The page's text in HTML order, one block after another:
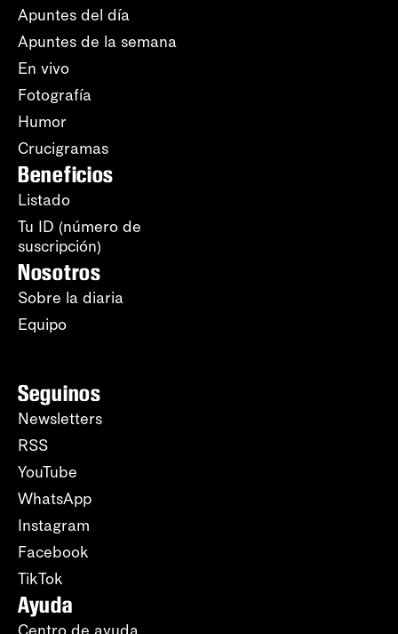
Apuntes del día
Apuntes de la semana
En vivo
Fotografía
Humor
Crucigramas
Beneficios
Listado
Tu ID (número de
suscripción)
Nosotros
Sobre la diaria
Equipo
Seguinos
Newsletters
RSS
YouTube
WhatsApp
Instagram
Facebook
TikTok
Ayuda
Centro de ayuda